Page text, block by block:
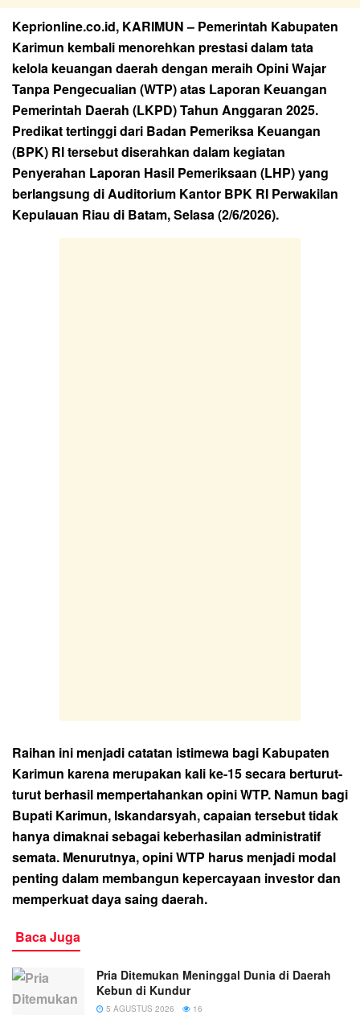
Keprionline.co.id, KARIMUN – Pemerintah Kabupaten
Karimun kembali menorehkan prestasi dalam tata
kelola keuangan daerah dengan meraih Opini Wajar
Tanpa Pengecualian (WTP) atas Laporan Keuangan
Pemerintah Daerah (LKPD) Tahun Anggaran 2025.
Predikat tertinggi dari Badan Pemeriksa Keuangan
(BPK) RI tersebut diserahkan dalam kegiatan
Penyerahan Laporan Hasil Pemeriksaan (LHP) yang
berlangsung di Auditorium Kantor BPK RI Perwakilan
Kepulauan Riau di Batam, Selasa (2/6/2026).
Raihan ini menjadi catatan istimewa bagi Kabupaten
Karimun karena merupakan kali ke-15 secara berturut-
turut berhasil mempertahankan opini WTP. Namun bagi
Bupati Karimun, Iskandarsyah, capaian tersebut tidak
hanya dimaknai sebagai keberhasilan administratif
semata. Menurutnya, opini WTP harus menjadi modal
penting dalam membangun kepercayaan investor dan
memperkuat daya saing daerah.
Baca Juga
Pria Ditemukan Meninggal Dunia di Daerah
Kebun di Kundur
5 AGUSTUS 2026 16